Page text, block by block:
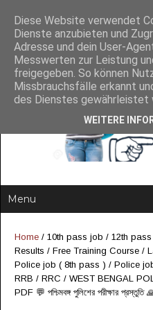
Home / 10th pass job / 12th
Results / Free Training Course /
Police job ( 8th pass ) / Police
RRB / RRC / WEST BENGAL
PDF 💬 পশ্চিমবঙ্গ পুলিশের পরীক্ষার
Diese Website verwendet
Dienste anzubieten und
Adresse und dein User-
Messwerten zur Leistung
freigegeben. So können
Missbrauchsfälle erkannt
des Dienstes gewährleistet
WEITERE